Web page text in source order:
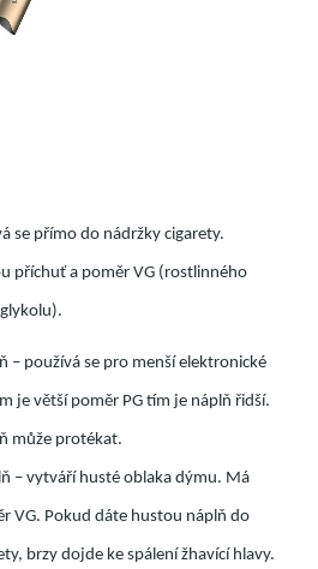
se přímo do nádržky cigarety.
příchuť a poměr VG (rostlinného
– používá se pro menší elektronické
je větší poměr PG tím je náplň řidší.
může protékat.
– vytváří husté oblaka dýmu. Má
VG. Pokud dáte hustou náplň do
brzy dojde ke spálení žhavící hlavy.